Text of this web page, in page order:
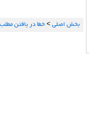
بخش اصلی > خطا در یافتن